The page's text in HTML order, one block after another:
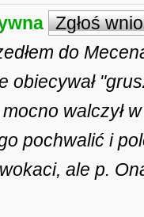
Zgłoś
do
obiecywał
walczył
pochwalić i
ale p.